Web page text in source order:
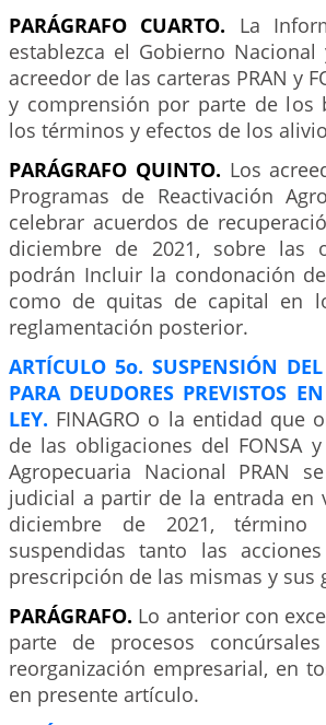
PARÁGRAFO CUARTO. La
establezca el Gobierno
acreedor de las carteras PRAN y
y comprensión por parte de los
los términos y efectos de los
PARÁGRAFO QUINTO. Los
Programas de Reactivación
celebrar acuerdos de
diciembre de 2021, sobre las
podrán Incluir la condonación
como de quitas de capital en
reglamentación posterior.
ARTÍCULO 5o. SUSPENSIÓN
PARA DEUDORES PREVISTOS
LEY. FINAGRO o la entidad que
de las obligaciones del FONSA
Agropecuaria Nacional PRAN
judicial a partir de la entrada en
diciembre de 2021,
suspendidas tanto las
prescripción de las mismas y sus
PARÁGRAFO. Lo anterior con
parte de procesos
reorganización empresarial, en
en presente artículo.